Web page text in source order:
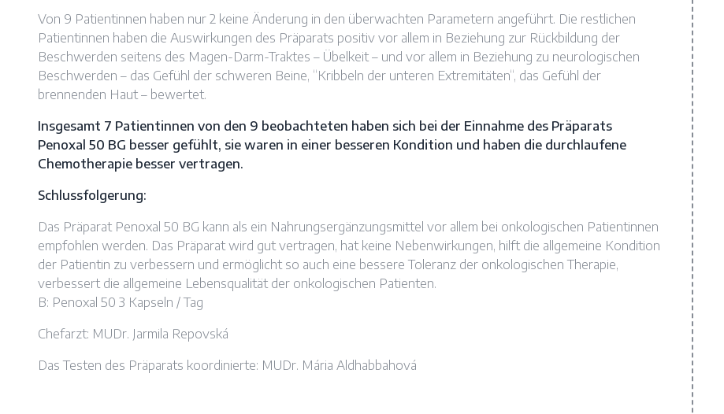
Von 9 Patientinnen haben nur 2 keine Änderung in den überwachten Parametern angeführt. Die restlichen
Patientinnen haben die Auswirkungen des Präparats positiv vor allem in Beziehung zur Rückbildung der
Beschwerden seitens des Magen-Darm-Traktes – Übelkeit – und vor allem in Beziehung zu neurologischen
Beschwerden – das Gefühl der schweren Beine, “Kribbeln der unteren Extremitäten“, das Gefühl der
brennenden Haut – bewertet.
Insgesamt 7 Patientinnen von den 9 beobachteten haben sich bei der Einnahme des Präparats
Penoxal 50 BG besser gefühlt, sie waren in einer besseren Kondition und haben die durchlaufene
Chemotherapie besser vertragen.
Schlussfolgerung:
Das Präparat Penoxal 50 BG kann als ein Nahrungsergänzungsmittel vor allem bei onkologischen Patientinnen
empfohlen werden. Das Präparat wird gut vertragen, hat keine Nebenwirkungen, hilft die allgemeine Kondition
der Patientin zu verbessern und ermöglicht so auch eine bessere Toleranz der onkologischen Therapie,
verbessert die allgemeine Lebensqualität der onkologischen Patienten.
B: Penoxal 50 3 Kapseln / Tag
Chefarzt: MUDr. Jarmila Repovská
Das Testen des Präparats koordinierte: MUDr. Mária Aldhabbahová